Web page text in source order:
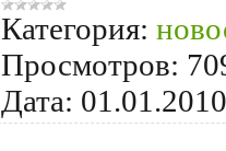
Категория:
Просмотров:
Дата: 01.01.2010